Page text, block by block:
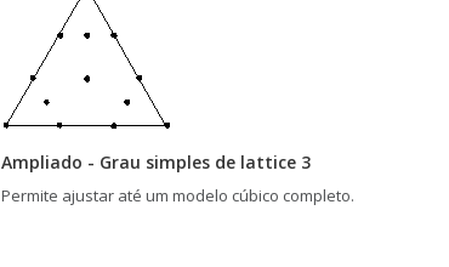
Ampliado - Grau simples de lattice 3
Permite ajustar até um modelo cúbico completo.